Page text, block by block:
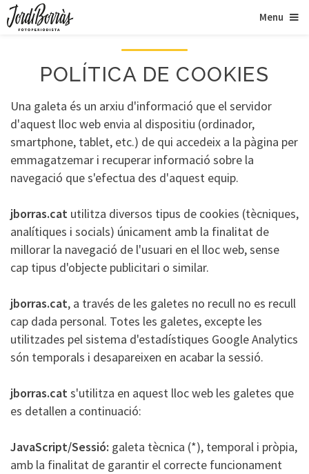
Menu
POLÍTICA DE COOKIES
Una galeta és un arxiu d'informació que el servidor
d'aquest lloc web envia al dispositiu (ordinador,
smartphone, tablet, etc.) de qui accedeix a la pàgina per
emmagatzemar i recuperar informació sobre la
navegació que s'efectua des d'aquest equip.
jborras.catutilitza diversos tipus de cookies (tècniques,
analítiques i socials) únicament amb la finalitat de
millorar la navegació de l'usuari en el lloc web, sense
cap tipus d'objecte publicitari o similar.
jborras.cat, a través de les galetes no recull no es recull
cap dada personal. Totes les galetes, excepte les
utilitzades pel sistema d'estadístiques Google Analytics
són temporals i desapareixen en acabar la sessió.
jborras.cats'utilitza en aquest lloc web les galetes que
es detallen a continuació:
JavaScript/Sessió: galeta tècnica (*), temporal i pròpia,
amb la finalitat de garantir el correcte funcionament